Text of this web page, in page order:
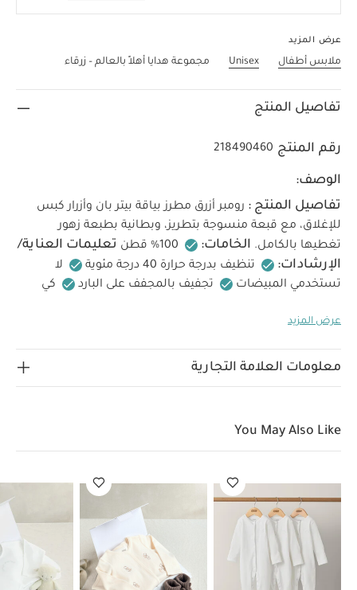
عرض المزيد
ملابس أطفال Unisex مجموعة هدايا أهلاً بالعالم – زرقاء
تفاصيل المنتج
رقم المنتج 218490460
الوصف:
تفاصيل المنتج : رومبر أزرق مطرز بياقة بيتر بان وأزرار كبس
للإغلاق، مع قبعة منسوجة بتطريز، وبطانية بطبعة زهور
تغطيها بالكامل. الخامات: 100% قطن
تعليمات العناية/
الإرشادات:
تنظيف بدرجة حرارة 40 درجة مئوية
لا
تستخدمي المبيضات
تجفيف بالمجفف على البارد
كي
الألوان الداكنة بشكل منفصل
واحدة عضوية بلون أبيض - 3 قطع
مجموعة هذايا أفرول مطرز بالدب تيدي
عرض المزيد
معلومات العلامة التجارية
You May Also Like